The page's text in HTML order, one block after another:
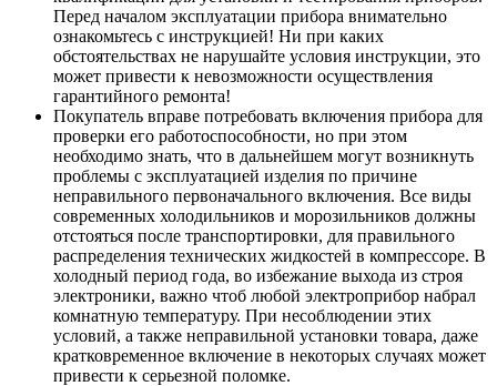
Перед началом эксплуатации прибора внимательно
ознакомьтесь с инструкцией! Ни при каких
обстоятельствах не нарушайте условия инструкции, это
может привести к невозможности осуществления
гарантийного ремонта!
Покупатель вправе потребовать включения прибора для
проверки его работоспособности, но при этом
необходимо знать, что в дальнейшем могут возникнуть
проблемы с эксплуатацией изделия по причине
неправильного первоначального включения. Все виды
современных холодильников и морозильников должны
отстояться после транспортировки, для правильного
распределения технических жидкостей в компрессоре. В
холодный период года, во избежание выхода из строя
электроники, важно чтоб любой электроприбор набрал
комнатную температуру. При несоблюдении этих
условий, а также неправильной установки товара, даже
кратковременное включение в некоторых случаях может
привести к серьезной поломке.